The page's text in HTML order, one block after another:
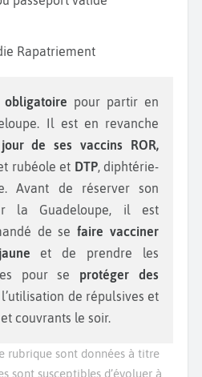
Rapatriement
obligatoire pour partir en
Il est en revanche
de ses vaccins ROR,
rubéole et DTP, diphtérie-
Avant de réserver son
la Guadeloupe, il est
de sefaire vacciner
et de prendre les
pour se protéger des
de répulsives et
couvrants le soir.
rubrique sont données à titre
sont susceptibles d’évoluer à